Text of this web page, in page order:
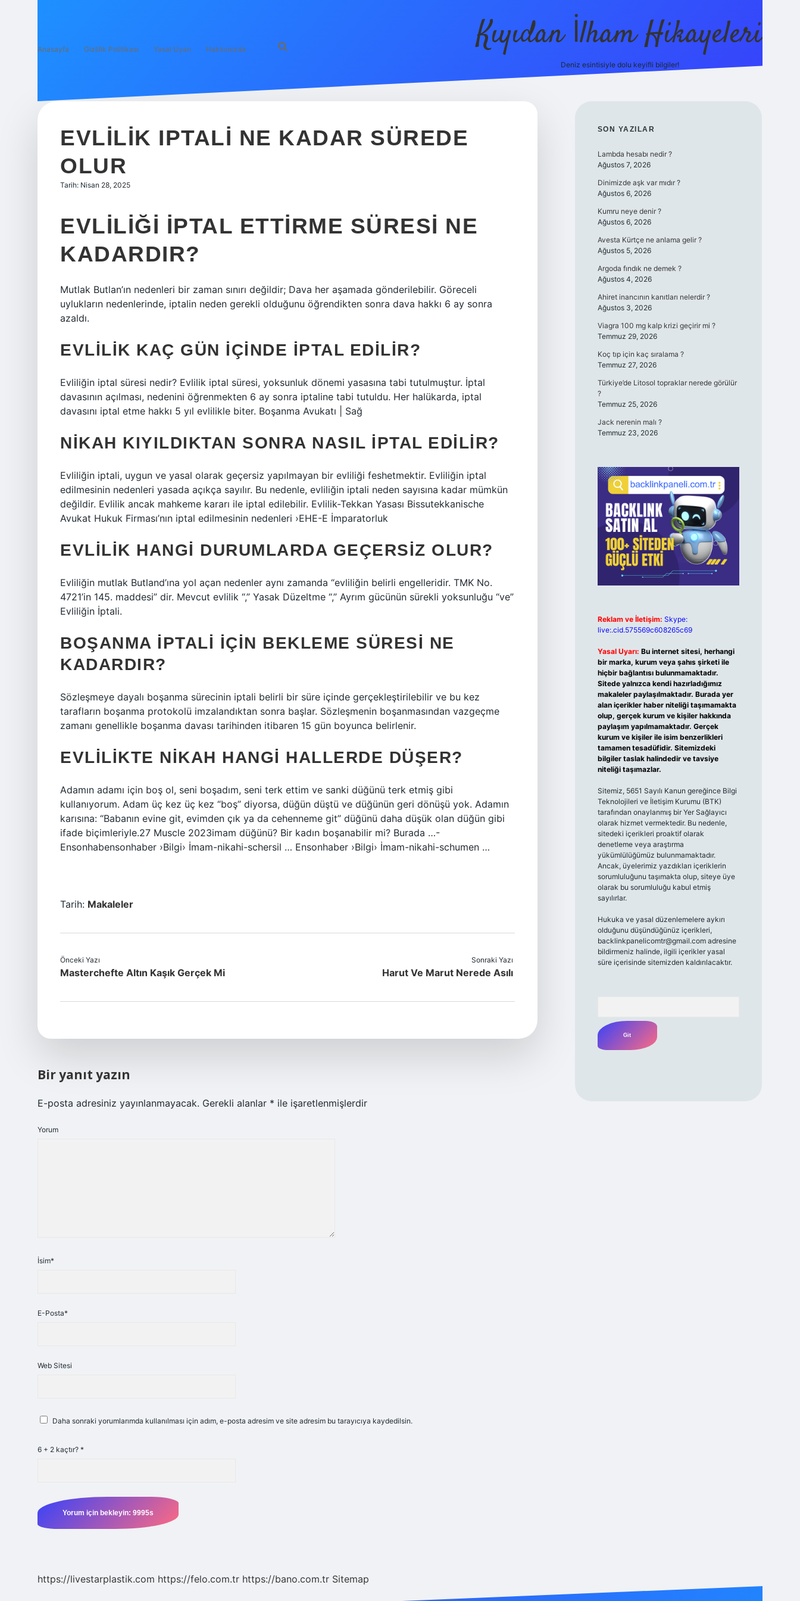
Anasayfa Gizlilik Politikası Yasal Uyarı Hakkımızda Kıyıdan İlham Hikayeleri
Deniz esintisiyle dolu keyifli bilgiler!
EVLILIK IPTALI NE KADAR SÜREDE
OLUR
Tarih: Nisan 28, 2025
EVLILIĞI IPTAL ETTIRME SÜRESI NE
KADARDIR?
Mutlak Butlan’ın nedenleri bir zaman sınırı değildir; Dava her aşamada gönderilebilir. Göreceli
uylukların nedenlerinde, iptalin neden gerekli olduğunu öğrendikten sonra dava hakkı 6 ay sonra
azaldı.
EVLILIK KAÇ GÜN IÇINDE IPTAL EDILIR?
Evliliğin iptal süresi nedir? Evlilik iptal süresi, yoksunluk dönemi yasasına tabi tutulmuştur. İptal
davasının açılması, nedenini öğrenmekten 6 ay sonra iptaline tabi tutuldu. Her halükarda, iptal
davasını iptal etme hakkı 5 yıl evlilikle biter. Boşanma Avukatı | Sağ
NIKAH KIYILDIKTAN SONRA NASIL IPTAL EDILIR?
Evliliğin iptali, uygun ve yasal olarak geçersiz yapılmayan bir evliliği feshetmektir. Evliliğin iptal
edilmesinin nedenleri yasada açıkça sayılır. Bu nedenle, evliliğin iptali neden sayısına kadar mümkün
değildir. Evlilik ancak mahkeme kararı ile iptal edilebilir. Evlilik-Tekkan Yasası Bissutekkanische
Avukat Hukuk Firması’nın iptal edilmesinin nedenleri ›EHE-E İmparatorluk
EVLILIK HANGI DURUMLARDA GEÇERSIZ OLUR?
Evliliğin mutlak Butland’ına yol açan nedenler aynı zamanda “evliliğin belirli engelleridir. TMK No.
4721’in 145. maddesi” dir. Mevcut evlilik “,” Yasak Düzeltme “,” Ayrım gücünün sürekli yoksunluğu “ve”
Evliliğin İptali.
BOŞANMA IPTALI IÇIN BEKLEME SÜRESI NE
KADARDIR?
Sözleşmeye dayalı boşanma sürecinin iptali belirli bir süre içinde gerçekleştirilebilir ve bu kez
tarafların boşanma protokolü imzalandıktan sonra başlar. Sözleşmenin boşanmasından vazgeçme
zamanı genellikle boşanma davası tarihinden itibaren 15 gün boyunca belirlenir.
EVLILIKTE NIKAH HANGI HALLERDE DÜŞER?
Adamın adamı için boş ol, seni boşadım, seni terk ettim ve sanki düğünü terk etmiş gibi
kullanıyorum. Adam üç kez üç kez “boş” diyorsa, düğün düştü ve düğünün geri dönüşü yok. Adamın
karısına: “Babanın evine git, evimden çık ya da cehenneme git” düğünü daha düşük olan düğün gibi
ifade biçimleriyle.27 Muscle 2023imam düğünü? Bir kadın boşanabilir mi? Burada …-
Ensonhabensonhaber ›Bilgi› İmam-nikahi-schersil … Ensonhaber ›Bilgi› İmam-nikahi-schumen …
Tarih: Makaleler
Önceki Yazı
Masterchefte Altın Kaşık Gerçek Mi
Sonraki Yazı
Harut Ve Marut Nerede Asılı
Bir yanıt yazın
E-posta adresiniz yayınlanmayacak. Gerekli alanlar * ile işaretlenmişlerdir
Yorum
İsim*
E-Posta*
Web Sitesi
Daha sonraki yorumlarımda kullanılması için adım, e-posta adresim ve site adresim bu tarayıcıya kaydedilsin.
6 + 2 kaçtır? *
https://livestarplastik.com https://felo.com.tr https://bano.com.tr Sitemap
SIDEBAR
SON YAZILAR
Lambda hesabı nedir ?
Ağustos 7, 2026
Dinimizde aşk var mıdır ?
Ağustos 6, 2026
Kumru neye denir ?
Ağustos 6, 2026
Avesta Kürtçe ne anlama gelir ?
Ağustos 5, 2026
Argoda fındık ne demek ?
Ağustos 4, 2026
Ahiret inancının kanıtları nelerdir ?
Ağustos 3, 2026
Viagra 100 mg kalp krizi geçirir mi ?
Temmuz 29, 2026
Koç tıp için kaç sıralama ?
Temmuz 27, 2026
Türkiye’de Litosol topraklar nerede görülür
?
Temmuz 25, 2026
Jack nerenin malı ?
Temmuz 23, 2026
Reklam ve İletişim: Skype:
live:.cid.575569c608265c69
Yasal Uyarı: Bu internet sitesi, herhangi
bir marka, kurum veya şahıs şirketi ile
hiçbir bağlantısı bulunmamaktadır.
Sitede yalnızca kendi hazırladığımız
makaleler paylaşılmaktadır. Burada yer
alan içerikler haber niteliği taşımamakta
olup, gerçek kurum ve kişiler hakkında
paylaşım yapılmamaktadır. Gerçek
kurum ve kişiler ile isim benzerlikleri
tamamen tesadüfidir. Sitemizdeki
bilgiler taslak halindedir ve tavsiye
niteliği taşımazlar.
Sitemiz, 5651 Sayılı Kanun gereğince Bilgi
Teknolojileri ve İletişim Kurumu (BTK)
tarafından onaylanmış bir Yer Sağlayıcı
olarak hizmet vermektedir. Bu nedenle,
sitedeki içerikleri proaktif olarak
denetleme veya araştırma
yükümlülüğümüz bulunmamaktadır.
Ancak, üyelerimiz yazdıkları içeriklerin
sorumluluğunu taşımakta olup, siteye üye
olarak bu sorumluluğu kabul etmiş
sayılırlar.
Hukuka ve yasal düzenlemelere aykırı
olduğunu düşündüğünüz içerikleri,
backlinkpanelicomtr@gmail.comadresine
bildirmeniz halinde, ilgili içerikler yasal
süre içerisinde sitemizden kaldırılacaktır.